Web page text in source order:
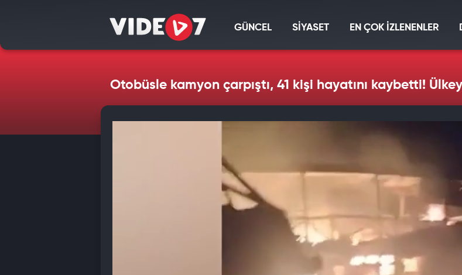
GÜNCEL SİYASET EN ÇOK İZLENENLER
Otobüsle kamyon çarpıştı, 41 kişi hayatını kaybetti!